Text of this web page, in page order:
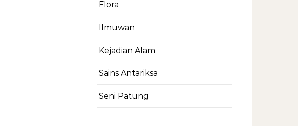
Flora
Ilmuwan
Kejadian Alam
Sains Antariksa
Seni Patung